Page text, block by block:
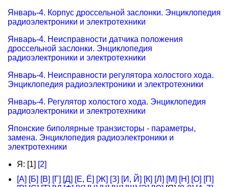
Январь-4. Корпус дроссельной заслонки. Энциклопедия
радиоэлектроники и электротехники
Январь-4. Неисправности датчика положения
дроссельной заслонки. Энциклопедия
радиоэлектроники и электротехники
Январь-4. Неисправности регулятора холостого хода.
Энциклопедия радиоэлектроники и электротехники
Январь-4. Регулятор холостого хода. Энциклопедия
радиоэлектроники и электротехники
Японские биполярные транзисторы - параметры,
замена. Энциклопедия радиоэлектроники и
электротехники
Я: [1] [2]
[А] [Б] [В] [Г] [Д] [Е, Ё] [Ж] [З] [И, Й] [К] [Л] [М] [Н] [О] [П]